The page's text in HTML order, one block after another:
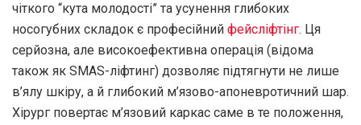
чіткого “кута молодості” та усунення глибоких
носогубних складок є професійний фейсліфтінг. Ця
серйозна, але високоефективна операція (відома
також як SMAS-ліфтинг) дозволяє підтягнути не лише
в’ялу шкіру, а й глибокий м’язово-апоневротичний шар.
Хірург повертає м’язовий каркас саме в те положення,